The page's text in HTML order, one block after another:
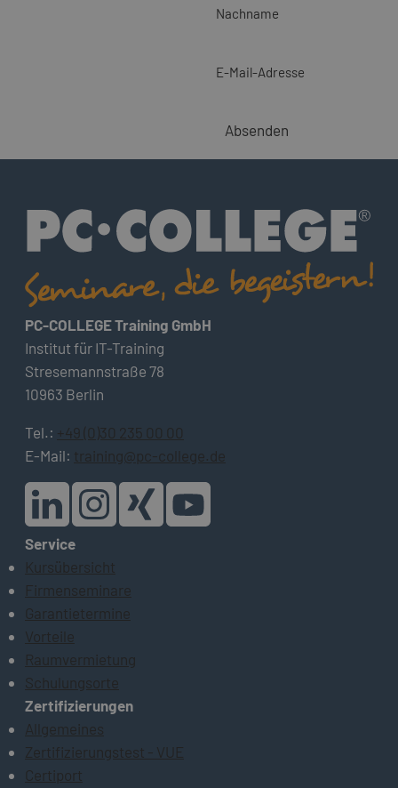
Nachname
E-Mail-Adresse
Absenden
PC-COLLEGE Training GmbH
Institut für IT-Training
Stresemannstraße 78
10963 Berlin
Tel.: +49 (0)30 235 00 00
E-Mail: training@pc-college.de
Service
Kursübersicht
Firmenseminare
Garantietermine
Vorteile
Raumvermietung
Schulungsorte
Zertifizierungen
Allgemeines
Zertifizierungstest - VUE
Certiport